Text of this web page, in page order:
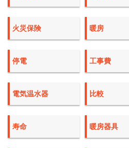
火災保険 暖房
停電 工事費
電気温水器 比較
寿命 暖房器具